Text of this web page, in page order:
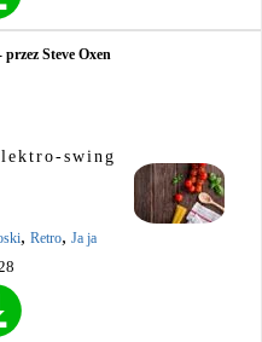
przez Steve Oxen
swing
, Retro, Ja ja